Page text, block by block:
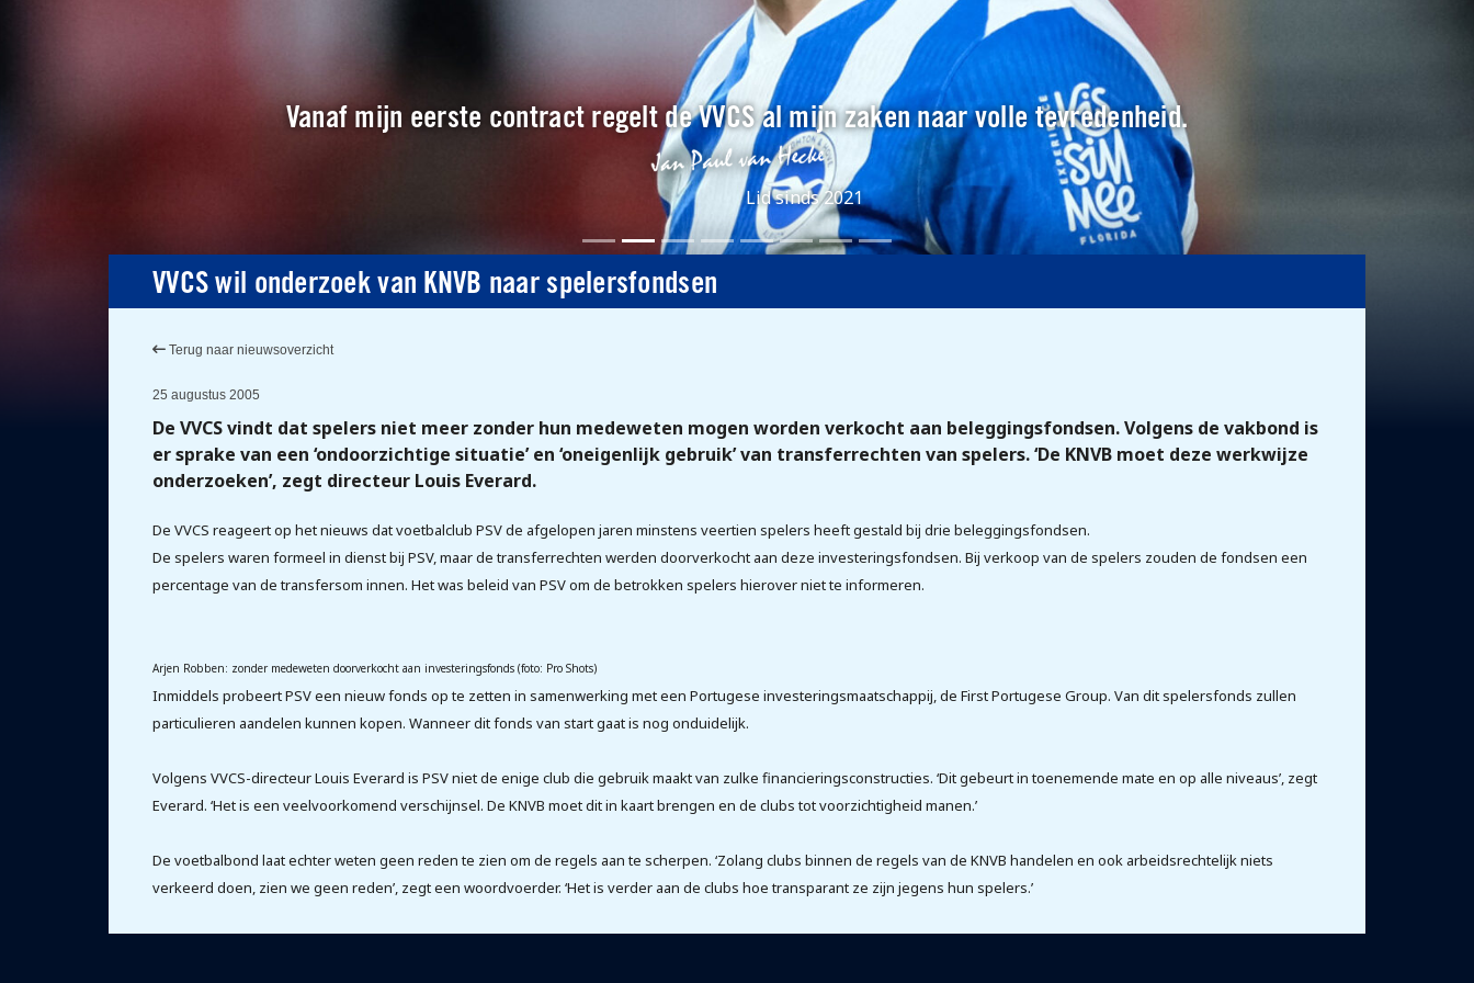
Vanaf mijn eerste contract regelt de VVCS al mijn zaken naar volle tevredenheid.
Lid sinds 2021
VVCS wil onderzoek van KNVB naar spelersfondsen
Terug naar nieuwsoverzicht
25 augustus 2005
De VVCS vindt dat spelers niet meer zonder hun medeweten mogen worden verkocht aan beleggingsfondsen. Volgens de vakbond is
er sprake van een ‘ondoorzichtige situatie’ en ‘oneigenlijk gebruik’ van transferrechten van spelers. ‘De KNVB moet deze werkwijze
onderzoeken’, zegt directeur Louis Everard.
De VVCS reageert op het nieuws dat voetbalclub PSV de afgelopen jaren minstens veertien spelers heeft gestald bij drie beleggingsfondsen.
De spelers waren formeel in dienst bij PSV, maar de transferrechten werden doorverkocht aan deze investeringsfondsen. Bij verkoop van de spelers zouden de fondsen een
percentage van de transfersom innen. Het was beleid van PSV om de betrokken spelers hierover niet te informeren.
Arjen Robben: zonder medeweten doorverkocht aan investeringsfonds (foto: Pro Shots)
Inmiddels probeert PSV een nieuw fonds op te zetten in samenwerking met een Portugese investeringsmaatschappij, de First Portugese Group. Van dit spelersfonds zullen
particulieren aandelen kunnen kopen. Wanneer dit fonds van start gaat is nog onduidelijk.
Volgens VVCS-directeur Louis Everard is PSV niet de enige club die gebruik maakt van zulke financieringsconstructies. ‘Dit gebeurt in toenemende mate en op alle niveaus’, zegt
Everard. ‘Het is een veelvoorkomend verschijnsel. De KNVB moet dit in kaart brengen en de clubs tot voorzichtigheid manen.’
De voetbalbond laat echter weten geen reden te zien om de regels aan te scherpen. ‘Zolang clubs binnen de regels van de KNVB handelen en ook arbeidsrechtelijk niets
verkeerd doen, zien we geen reden’, zegt een woordvoerder. ‘Het is verder aan de clubs hoe transparant ze zijn jegens hun spelers.’